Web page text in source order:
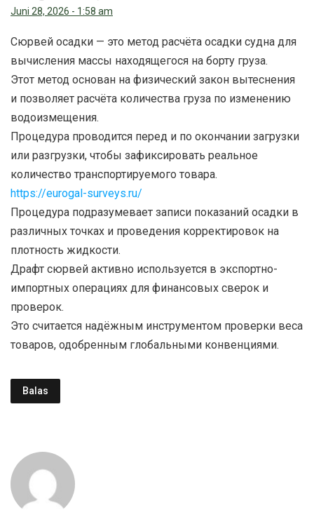
Juni 28, 2026 - 1:58 am
Сюрвей осадки — это метод расчёта осадки судна для
вычисления массы находящегося на борту груза.
Этот метод основан на физический закон вытеснения
и позволяет расчёта количества груза по изменению
водоизмещения.
Процедура проводится перед и по окончании загрузки
или разгрузки, чтобы зафиксировать реальное
количество транспортируемого товара.
https://eurogal-surveys.ru/
Процедура подразумевает записи показаний осадки в
различных точках и проведения корректировок на
плотность жидкости.
Драфт сюрвей активно используется в экспортно-
импортных операциях для финансовых сверок и
проверок.
Это считается надёжным инструментом проверки веса
товаров, одобренным глобальными конвенциями.
Balas